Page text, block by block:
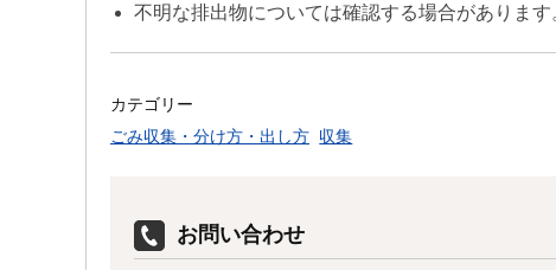
不明な排出物については確認する場合があります
カテゴリー
ごみ収集・分け方・出し方 収集
お問い合わせ